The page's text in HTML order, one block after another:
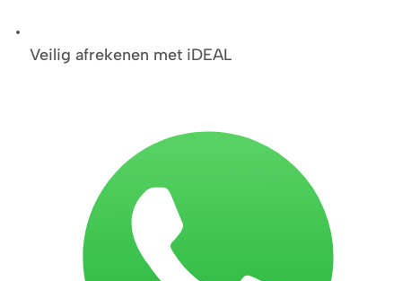
Veilig afrekenen met iDEAL